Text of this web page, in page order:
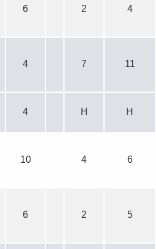
6 2 4
4 7 11
4 H H
10 4 6
6 2 5